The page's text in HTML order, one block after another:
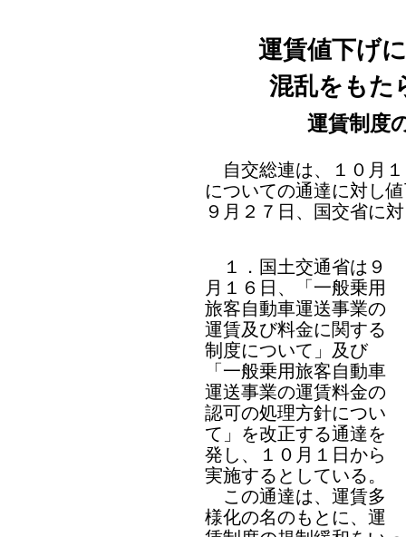
運賃値下げ
混乱をもた
運賃制度
自交総連は、１０月
についての通達に対し
９月２７日、国交省に
１．国土交通省は９
月１６日、「一般乗用
旅客自動車運送事業の
運賃及び料金に関する
制度について」及び
「一般乗用旅客自動車
運送事業の運賃料金の
認可の処理方針につい
て」を改正する通達を
発し、１０月１日から
実施するとしている。
この通達は、運賃多
様化の名のもとに、運